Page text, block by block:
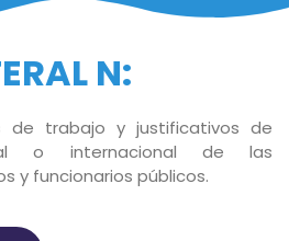
N:
de trabajo y justificativos de
o internacional de las
y funcionarios públicos.